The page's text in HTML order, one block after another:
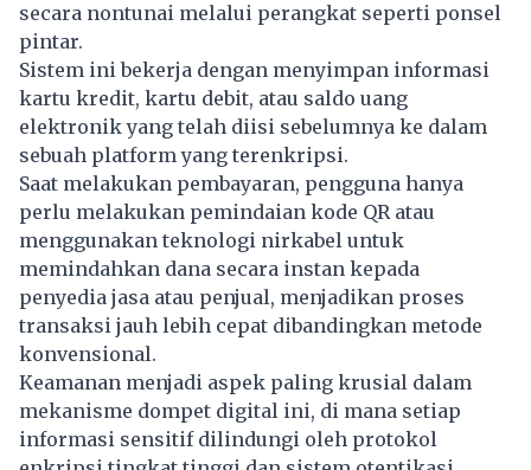
secara nontunai melalui perangkat seperti ponsel
pintar.
Sistem ini bekerja dengan menyimpan informasi
kartu kredit, kartu debit, atau saldo uang
elektronik yang telah diisi sebelumnya ke dalam
sebuah platform yang terenkripsi.
Saat melakukan pembayaran, pengguna hanya
perlu melakukan pemindaian kode QR atau
menggunakan teknologi nirkabel untuk
memindahkan dana secara instan kepada
penyedia jasa atau penjual, menjadikan proses
transaksi jauh lebih cepat dibandingkan metode
konvensional.
Keamanan menjadi aspek paling krusial dalam
mekanisme dompet digital ini, di mana setiap
informasi sensitif dilindungi oleh protokol